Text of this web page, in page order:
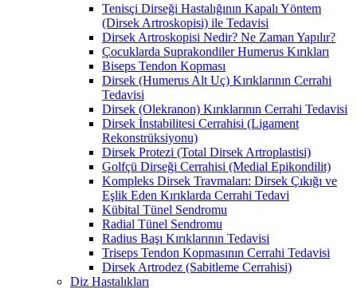
Tenisçi Dirseği Hastalığının Kapalı Yöntem
(Dirsek Artroskopisi) ile Tedavisi
Dirsek Artroskopisi Nedir? Ne Zaman Yapılır?
Çocuklarda Suprakondiler Humerus Kırıkları
Biseps Tendon Kopması
Dirsek (Humerus Alt Uç) Kırıklarının Cerrahi
Tedavisi
Dirsek (Olekranon) Kırıklarının Cerrahi Tedavisi
Dirsek İnstabilitesi Cerrahisi (Ligament
Rekonstrüksiyonu)
Dirsek Protezi (Total Dirsek Artroplastisi)
Golfçü Dirseği Cerrahisi (Medial Epikondilit)
Kompleks Dirsek Travmaları: Dirsek Çıkığı ve
Eşlik Eden Kırıklarda Cerrahi Tedavi
Kübital Tünel Sendromu
Radial Tünel Sendromu
Radius Başı Kırıklarının Tedavisi
Triseps Tendon Kopmasının Cerrahi Tedavisi
Dirsek Artrodez (Sabitleme Cerrahisi)
Diz Hastalıkları